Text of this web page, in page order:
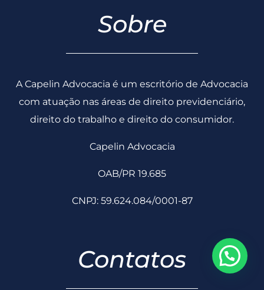
com atuação nas áreas de direito previdenciário,
OAB/PR 19.685
Contatos
(43) 3356-0230